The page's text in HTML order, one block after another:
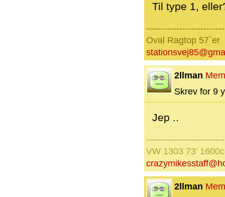
Til type 1,
Oval Ragtop 57`er
2llman
Skrev for 9
Jep ..
VW 1303 73'
2llman